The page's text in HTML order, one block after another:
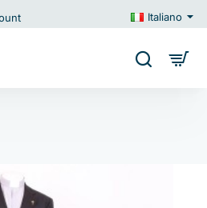
Italiano